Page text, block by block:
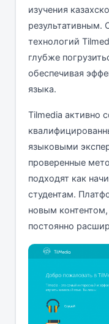
изучения
технологий
глубже
обеспечивая
языка.
Tilmedia активно
языковыми
проверенные
подходят как
студентам.
новым
постоянно